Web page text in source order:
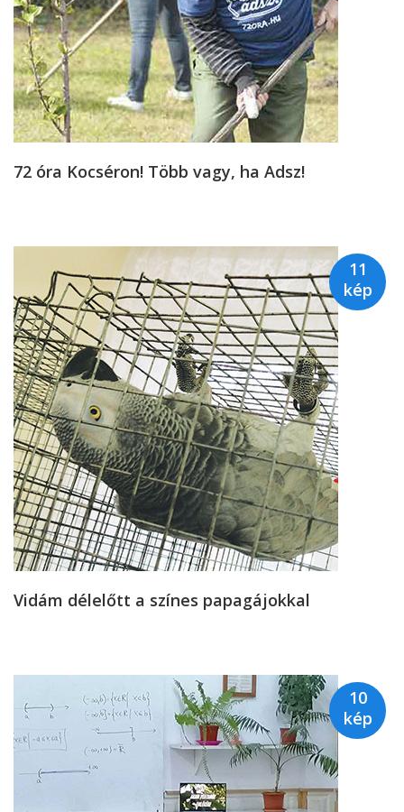
72 óra Kocséron! Több vagy, ha Adsz!
Vidám délelőtt a színes papagájokkal
11
kép
10
kép